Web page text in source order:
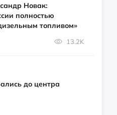
Новак:
полностью
топливом»
13.2K
до центра